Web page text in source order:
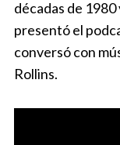
décadas de
presentó el
conversó con
Rollins.